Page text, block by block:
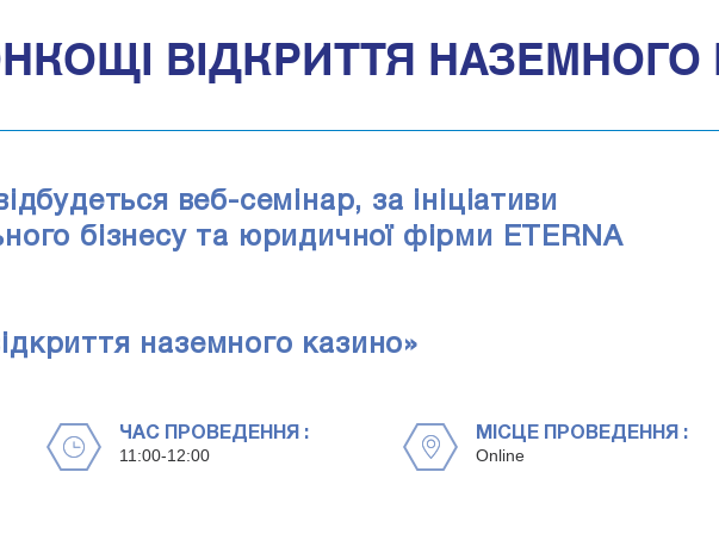
ВІДКРИТТЯ
веб-семінар, за ініціативи
бізнесу та юридичної фірми ETERNA
наземного казино»
ЧАС ПРОВЕДЕННЯ :
11:00-12:00
МІСЦЕ ПРОВЕДЕННЯ :
Online